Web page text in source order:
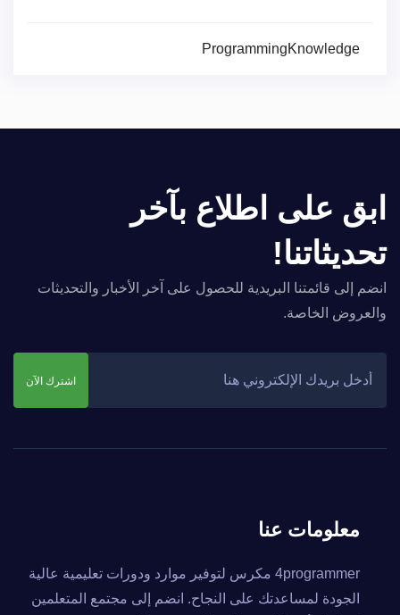
ProgrammingKnowledge
ابق على اطلاع بآخر
تحديثاتنا!
انضم إلى قائمتنا البريدية للحصول على آخر الأخبار والتحديثات
والعروض الخاصة.
اشترك الآن
معلومات عنا
4programmer مكرس لتوفير موارد ودورات تعليمية عالية
الجودة لمساعدتك على النجاح. انضم إلى مجتمع المتعلمين